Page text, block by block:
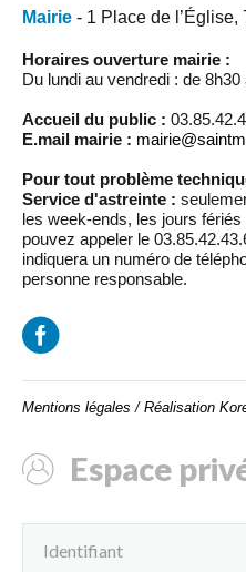
Mairie - 1 Place de l’Église,
Horaires ouverture mairie :
Du lundi au vendredi : de
Accueil du public :
E.mail mairie :
Pour tout problème
Service d'astreinte :
les week-ends, les jours
pouvez appeler le
indiquera un numéro de
personne responsable.
Mentions légales / Réalisation
Espace